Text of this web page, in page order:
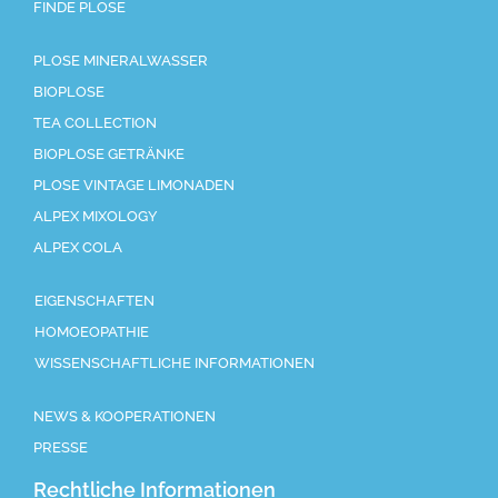
FINDE PLOSE
PLOSE MINERALWASSER
BIOPLOSE
TEA COLLECTION
BIOPLOSE GETRÄNKE
PLOSE VINTAGE LIMONADEN
ALPEX MIXOLOGY
ALPEX COLA
EIGENSCHAFTEN
HOMOEOPATHIE
WISSENSCHAFTLICHE INFORMATIONEN
NEWS & KOOPERATIONEN
PRESSE
Rechtliche Informationen